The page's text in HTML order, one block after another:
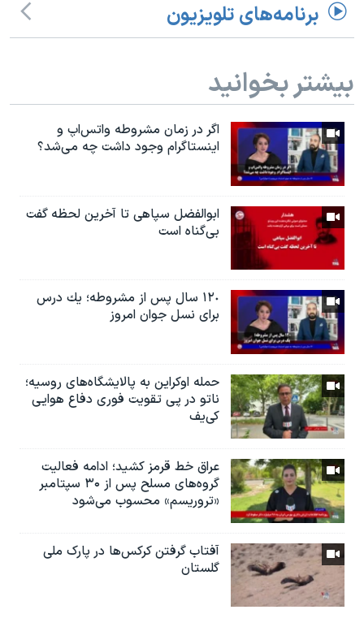
برنامه‌های تلویزیون
بیشتر بخوانید
اگر در زمان مشروطه واتس‌اپ و
اینستاگرام وجود داشت چه مى‌شد؟
ابوالفضل سپاهی تا آخرین لحظه گفت
بی‌گناه است
١٢٠ سال پس از مشروطه؛ یك درس
براى نسل جوان امروز
حمله اوکراین به پالایشگاه‌های روسیه؛
ناتو در پی تقویت فوری دفاع هوایی
کی‌یف
عراق خط قرمز کشید؛ ادامه فعالیت
گروه‌های مسلح پس از ۳۰ سپتامبر
«تروریسم» محسوب می‌شود
آفتاب گرفتن کرکس‌ها در پارک ملی
گلستان